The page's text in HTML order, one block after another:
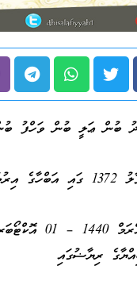
ބުން ޢަލީ ބުން ވަހްފު
އުފަންވީ: 25 ޝައްވާލު 1372
ރިޔާޟުގައި